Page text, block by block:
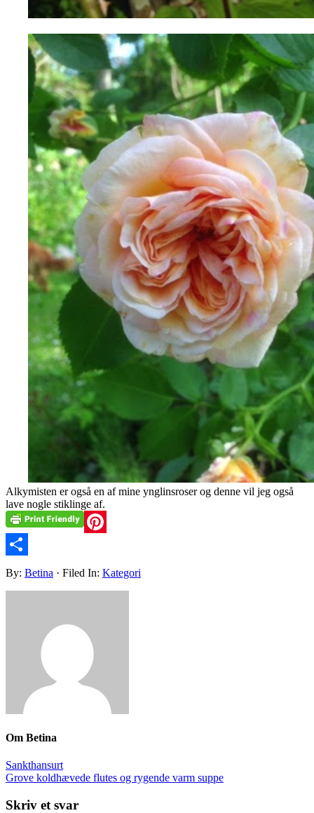
Alkymisten er også en af mine ynglinsroser og denne vil jeg også
lave nogle stiklinge af.
Pinterest
Share
By: Betina · Filed In: Kategori
Om Betina
Sankthansurt
Grove koldhævede flutes og rygende varm suppe
Skriv et svar